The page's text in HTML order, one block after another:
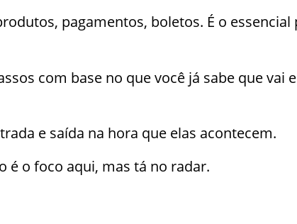
pagamentos, boletos. É o essencial
com base no que você já sabe que vai
e saída na hora que elas acontecem.
é o foco aqui, mas tá no radar.